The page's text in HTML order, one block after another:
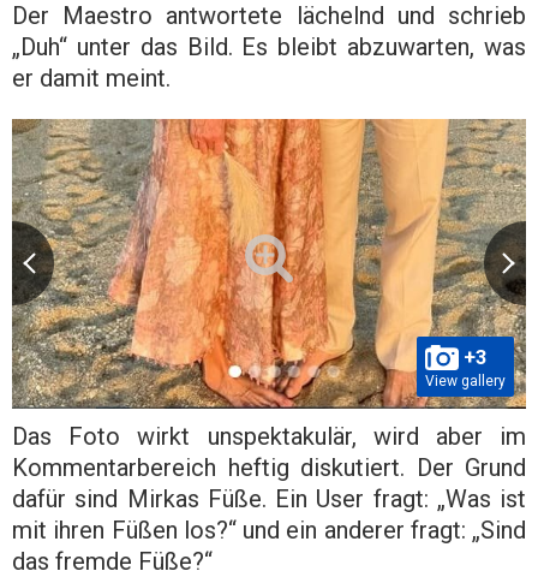
Der Maestro antwortete lächelnd und schrieb
„Duh“ unter das Bild. Es bleibt abzuwarten, was
er damit meint.
+3
View gallery
Das Foto wirkt unspektakulär, wird aber im
Kommentarbereich heftig diskutiert. Der Grund
dafür sind Mirkas Füße. Ein User fragt: „Was ist
mit ihren Füßen los?“ und ein anderer fragt: „Sind
das fremde Füße?“